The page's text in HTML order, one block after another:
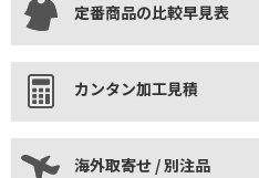
定番商品の比較早見表
カンタン加工見積
海外取寄せ / 別注品